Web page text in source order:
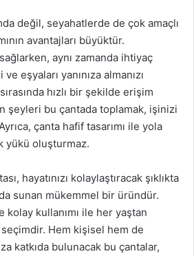
değil, seyahatlerde de çok amaçlı
avantajları büyüktür.
aynı zamanda ihtiyaç
eşyaları yanınıza almanızı
hızlı bir şekilde erişim
şeyleri bu çantada toplamak, işinizi
çanta hafif tasarımı ile yola
yükü oluşturmaz.
hayatınızı kolaylaştıracak şıklıkta
sunan mükemmel bir üründür.
kullanımı ile her yaştan
seçimdir. Hem kişisel hem de
katkıda bulunacak bu çantalar,